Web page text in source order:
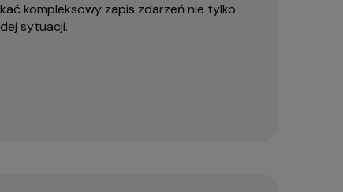
kompleksowy zapis zdarzeń nie tylko
sytuacji.